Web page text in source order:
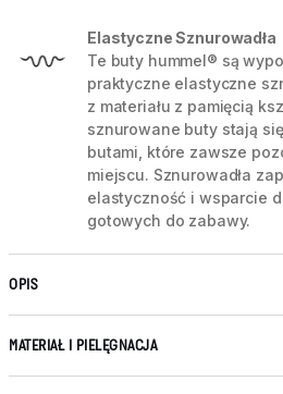
Elastyczne Sznurowadła
Te buty hummel® są
praktyczne elastyczne
z materiału z pamięcią
sznurowane buty stają
butami, które zawsze
miejscu. Sznurowadła
elastyczność i wsparcie
gotowych do zabawy.
OPIS
MATERIAŁ I PIELĘGNACJA